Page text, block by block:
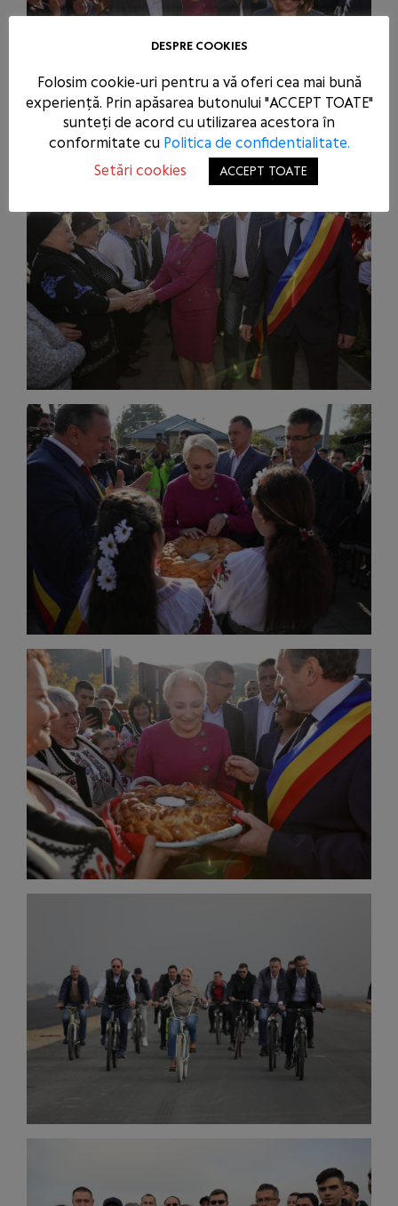
DESPRE COOKIES
Folosim cookie-uri pentru a vă oferi cea mai bună
experiență. Prin apăsarea butonului "ACCEPT TOATE"
sunteți de acord cu utilizarea acestora în
conformitate cu Politica de confidentialitate.
Setări cookies
ACCEPT TOATE